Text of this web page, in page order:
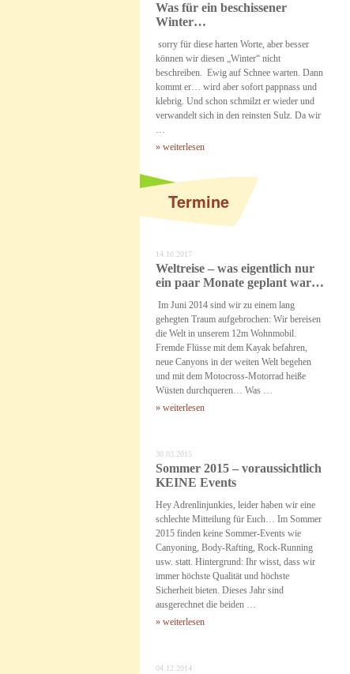
Was für ein beschissener
Winter…
sorry für diese harten Worte, aber besser
können wir diesen „Winter“ nicht
beschreiben. Ewig auf Schnee warten. Dann
kommt er… wird aber sofort pappnass und
klebrig. Und schon schmilzt er wieder und
verwandelt sich in den reinsten Sulz. Da wir
…
» weiterlesen
Termine
14.10.2017
Weltreise – was eigentlich nur
ein paar Monate geplant war…
Im Juni 2014 sind wir zu einem lang
gehegten Traum aufgebrochen: Wir bereisen
die Welt in unserem 12m Wohnmobil.
Fremde Flüsse mit dem Kayak befahren,
neue Canyons in der weiten Welt begehen
und mit dem Motocross-Motorrad heiße
Wüsten durchqueren… Was …
» weiterlesen
30.03.2015
Sommer 2015 – voraussichtlich
KEINE Events
Hey Adrenlinjunkies, leider haben wir eine
schlechte Mitteilung für Euch… Im Sommer
2015 finden keine Sommer-Events wie
Canyoning, Body-Rafting, Rock-Running
usw. statt. Hintergrund: Ihr wisst, dass wir
immer höchste Qualität und höchste
Sicherheit bieten. Dieses Jahr sind
ausgerechnet die beiden …
» weiterlesen
04.12.2014